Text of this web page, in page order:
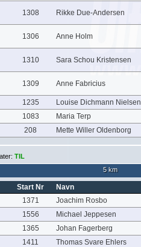
1308 Rikke Due-Andersen
1306 Anne Holm
1310 Sara Schou Kristensen
1309 Anne Fabricius
1235 Louise Dichmann Nielsen
1083 Maria Terp
208 Mette Willer Oldenborg
TIL
5 km
Start Nr Navn
1371 Joachim Rosbo
1556 Michael Jeppesen
1365 Johan Fagerberg
1411 Thomas Svare Ehlers